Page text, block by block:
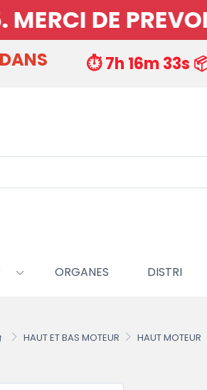
⏱️ 7h 16m 32s
ORGANES DISTRI
HAUT ET BAS MOTEUR HAUT MOTEUR